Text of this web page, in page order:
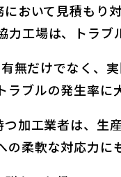
いて見積もり
工場は、トラブ
無だけでなく、
ブルの発生率に
加工業者は、生
柔軟な対応力に